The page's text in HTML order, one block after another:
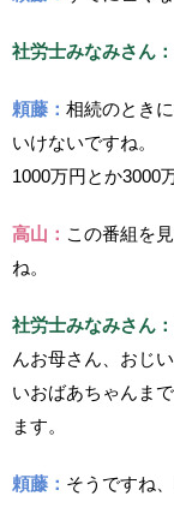
社労士みなみさん：
頼藤： 相続のとき
いけないですね。
1000万円とか3000
高山： この番組を
ね。
社労士みなみさん：
んお母さん、おじ
いおばあちゃんま
ます。
頼藤： そうですね